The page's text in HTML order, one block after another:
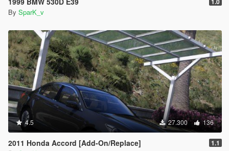
By SparK_v
4.5 27.300 136
2011 Honda Accord [Add-On/Replace] 1.1